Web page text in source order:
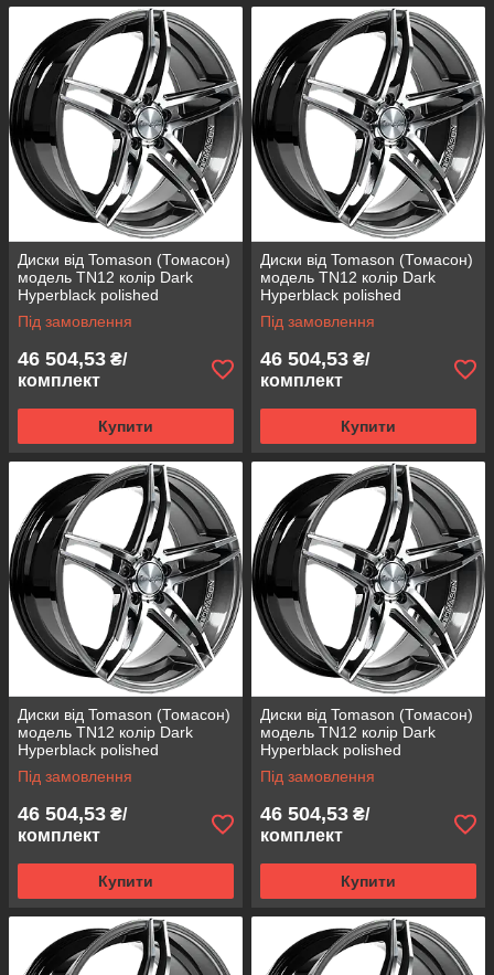
Диски від Tomason (Томасон)
модель TN12 колір Dark
Hyperblack polished
параметри 8,5J x 19" PCD 5 x
108 ET 40
Під замовлення
46 504,53 ₴/
комплект
Купити
Диски від Tomason (Томасон)
модель TN12 колір Dark
Hyperblack polished
параметри 8,5J x 19" PCD 5 x
112 ET 30
Під замовлення
46 504,53 ₴/
комплект
Купити
Диски від Tomason (Томасон)
модель TN12 колір Dark
Hyperblack polished
параметри 8,5J x 19" PCD 5 x
112 ET 45
Під замовлення
46 504,53 ₴/
комплект
Купити
Диски від Tomason (Томасон)
модель TN12 колір Dark
Hyperblack polished
параметри 8,5J x 19" PCD 5 x
114,3 ET 40
Під замовлення
46 504,53 ₴/
комплект
Купити